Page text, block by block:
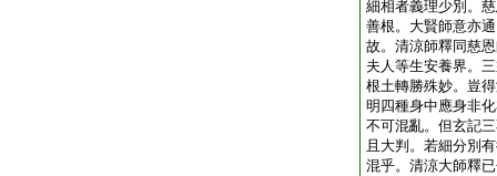
細相者義理少別。
善根。大賢師意亦
故。清涼師釋同慈
夫人等生安養界。
根土轉勝殊妙。豈
明四種身中應身非
不可混亂。但玄記
且大判。若細分別
混乎。清涼大師釋